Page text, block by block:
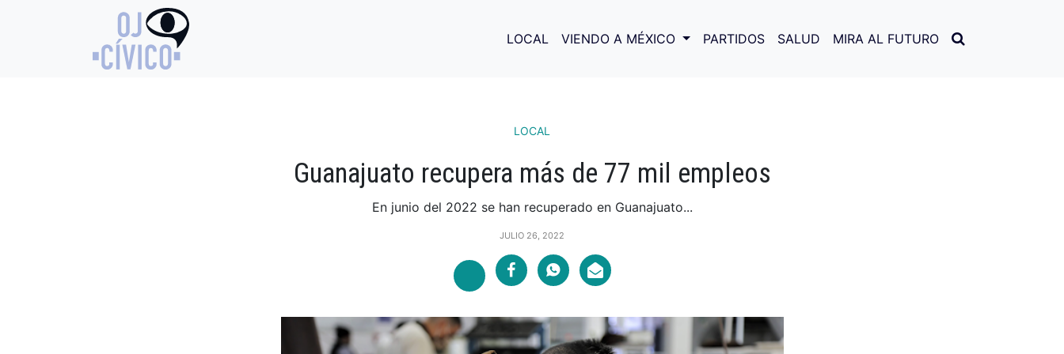
LOCAL VIENDO A MÉXICO PARTIDOS SALUD MIRA AL FUTURO
LOCAL
Guanajuato recupera más de 77 mil empleos
En junio del 2022 se han recuperado en Guanajuato...
JULIO 26, 2022